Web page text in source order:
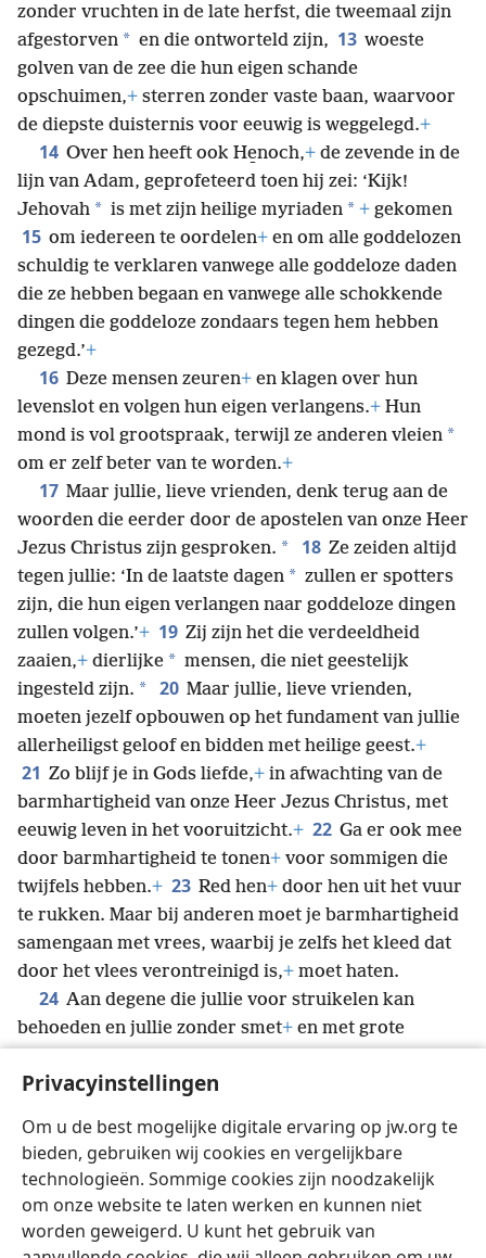
Privacyinstellingen
Om u de best mogelijke digitale ervaring op jw.org te
bieden, gebruiken wij cookies en vergelijkbare
technologieën. Sommige cookies zijn noodzakelijk
om onze website te laten werken en kunnen niet
worden geweigerd. U kunt het gebruik van
zonder vruchten in de late herfst, die tweemaal zijn
afgestorven * en die ontworteld zijn, 13 woeste
golven van de zee die hun eigen schande
opschuimen,+ sterren zonder vaste baan, waarvoor
de diepste duisternis voor eeuwig is weggelegd.+
14 Over hen heeft ook He̱noch,+ de zevende in de
lijn van Adam, geprofeteerd toen hij zei: ‘Kijk!
Jehovah * is met zijn heilige myriaden * + gekomen
15 om iedereen te oordelen+ en om alle goddelozen
schuldig te verklaren vanwege alle goddeloze daden
die ze hebben begaan en vanwege alle schokkende
dingen die goddeloze zondaars tegen hem hebben
gezegd.’+
16 Deze mensen zeuren+ en klagen over hun
levenslot en volgen hun eigen verlangens.+ Hun
mond is vol grootspraak, terwijl ze anderen vleien *
om er zelf beter van te worden.+
17 Maar jullie, lieve vrienden, denk terug aan de
woorden die eerder door de apostelen van onze Heer
Jezus Christus zijn gesproken. * 18 Ze zeiden altijd
tegen jullie: ‘In de laatste dagen * zullen er spotters
zijn, die hun eigen verlangen naar goddeloze dingen
zullen volgen.’+ 19 Zij zijn het die verdeeldheid
zaaien,+ dierlijke * mensen, die niet geestelijk
ingesteld zijn. * 20 Maar jullie, lieve vrienden,
moeten jezelf opbouwen op het fundament van jullie
allerheiligst geloof en bidden met heilige geest.+
21 Zo blijf je in Gods liefde,+ in afwachting van de
barmhartigheid van onze Heer Jezus Christus, met
eeuwig leven in het vooruitzicht.+ 22 Ga er ook mee
door barmhartigheid te tonen+ voor sommigen die
twijfels hebben.+ 23 Red hen+ door hen uit het vuur
te rukken. Maar bij anderen moet je barmhartigheid
samengaan met vrees, waarbij je zelfs het kleed dat
door het vlees verontreinigd is,+ moet haten.
24 Aan degene die jullie voor struikelen kan
behoeden en jullie zonder smet+ en met grote
25
enige God, onze Redder door onze Heer Jezus
van alle voorbijgegane eeuwigheid, nu en tot in alle
eeuwigheid. Amen.